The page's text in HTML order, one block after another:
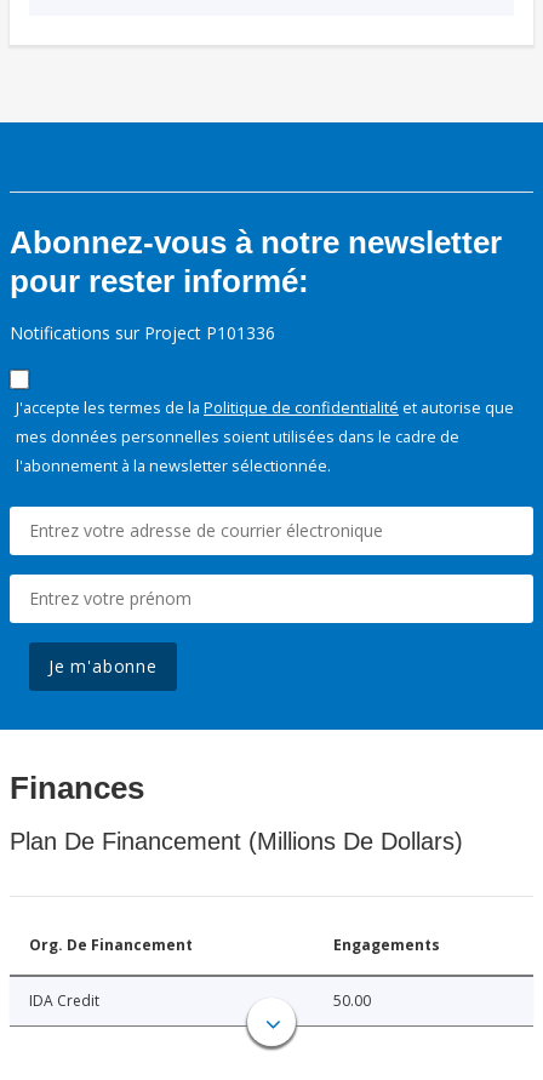
Abonnez-vous à notre newsletter
pour rester informé:
Notifications sur Project P101336
J'accepte les termes de la Politique de confidentialité et autorise que
mes données personnelles soient utilisées dans le cadre de
l'abonnement à la newsletter sélectionnée.
Je m'abonne
Finances
Plan De Financement (Millions De Dollars)
Org. De Financement Engagements
IDA Credit 50.00